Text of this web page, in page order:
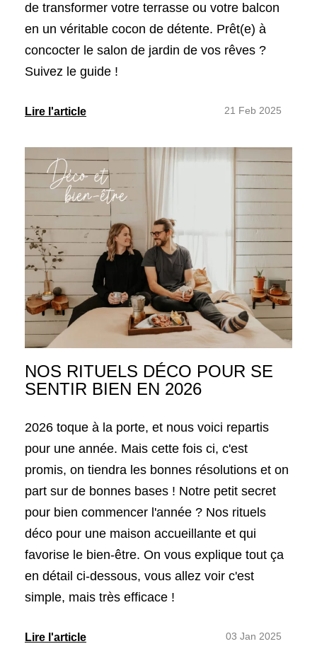
de transformer votre terrasse ou votre balcon
en un véritable cocon de détente. Prêt(e) à
concocter le salon de jardin de vos rêves ?
Suivez le guide !
Lire l'article 21 Feb 2025
NOS RITUELS DÉCO POUR SE
SENTIR BIEN EN 2026
2026 toque à la porte, et nous voici repartis
pour une année. Mais cette fois ci, c'est
promis, on tiendra les bonnes résolutions et on
part sur de bonnes bases ! Notre petit secret
pour bien commencer l'année ? Nos rituels
déco pour une maison accueillante et qui
favorise le bien-être. On vous explique tout ça
en détail ci-dessous, vous allez voir c'est
simple, mais très efficace !
Lire l'article 03 Jan 2025